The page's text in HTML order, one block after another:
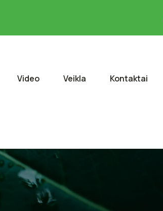
Video Veikla Kontaktai